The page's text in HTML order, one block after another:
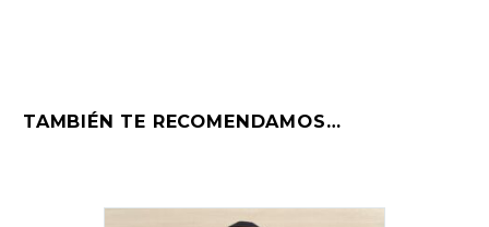
TAMBIÉN TE RECOMENDAMOS…